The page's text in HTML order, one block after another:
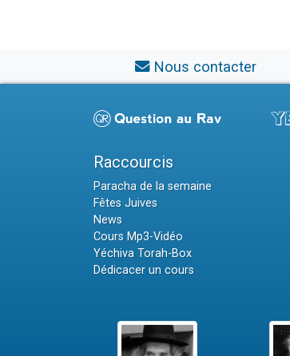
Nous contacter
Raccourcis
Paracha de la semaine
Fêtes Juives
News
Cours Mp3-Vidéo
Yéchiva Torah-Box
Dédicacer un cours